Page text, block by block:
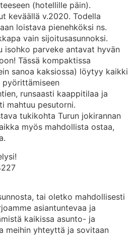
(hotellille päin).
keväällä v.2020. Todella
loistava pienehköksi ns.
vain sijoitusasunnoksi.
isohko parveke antavat hyvän
Tässä kompaktissa
sanoa kaksiossa) löytyy kaikki
runsaasti kaappitilaa ja
mahtuu pesutorni.
tukikohta Turun jokirannan
myös mahdollista ostaa,
tai oletko mahdollisesti
asiantuntevaa ja
kaikissa asunto- ja
meihin yhteyttä ja sovitaan